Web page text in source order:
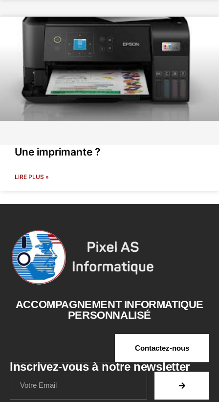
Une imprimante ?
LIRE PLUS »
ACCOMPAGNEMENT INFORMATIQUE
PERSONNALISÉ
Contactez-nous
Inscrivez-vous à notre newsletter